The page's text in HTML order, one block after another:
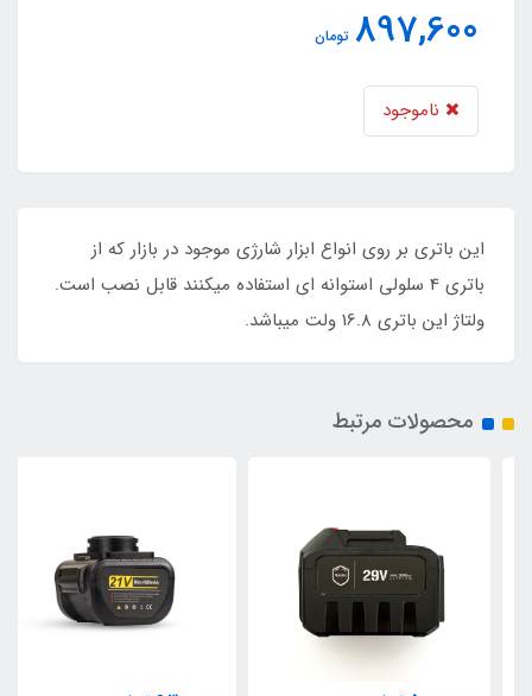
897,600 تومان
ناموجود
این باتری بر روی انواع ابزار شارژی موجود در بازار که از
باتری 4 سلولی استوانه ای استفاده میکنند قابل نصب است.
ولتاژ این باتری 16.8 ولت میباشد.
محصولات مرتبط